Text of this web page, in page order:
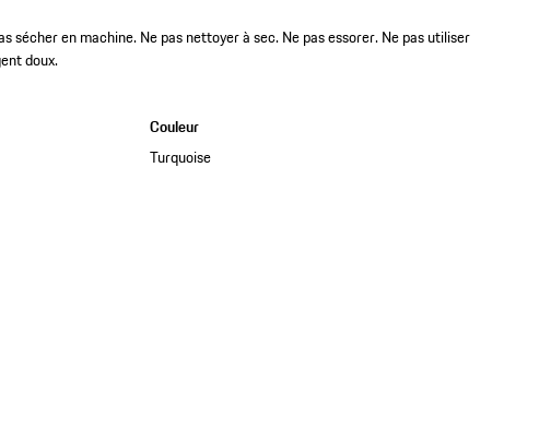
sécher en machine. Ne pas nettoyer à sec. Ne pas essorer. Ne pas utiliser
doux.
Couleur
Turquoise